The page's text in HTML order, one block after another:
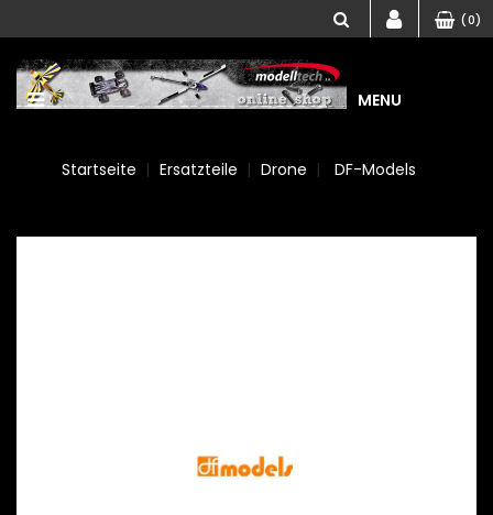
(0)
MENU
Startseite Ersatzteile Drone DF-Models